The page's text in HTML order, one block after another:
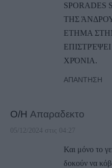
ΤΗΣ
ΕΤΗΜΑ ΣΤΗΝ
ΧΡΌΝΙΑ.
ΑΠΆΝΤΗΣΗ
Ο/Η Απαραδεκτο
05/12/2024 στις 04:27
Και μόνο το
δοκούν να